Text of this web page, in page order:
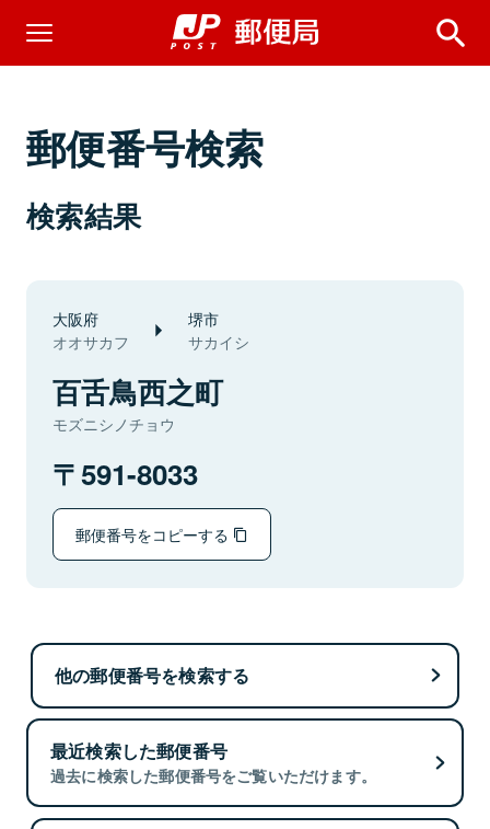
郵便番号検索
検索結果
大阪府
オオサカフ
堺市
サカイシ
百舌鳥西之町
モズニシノチョウ
591-8033
郵便番号をコピーする
他の郵便番号を検索する
最近検索した郵便番号
過去に検索した郵便番号をご覧いただけます。